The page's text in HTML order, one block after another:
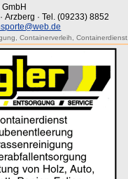
Arzberg · Tel. (09233) 8852
,Containerverleih ,Containerdienst